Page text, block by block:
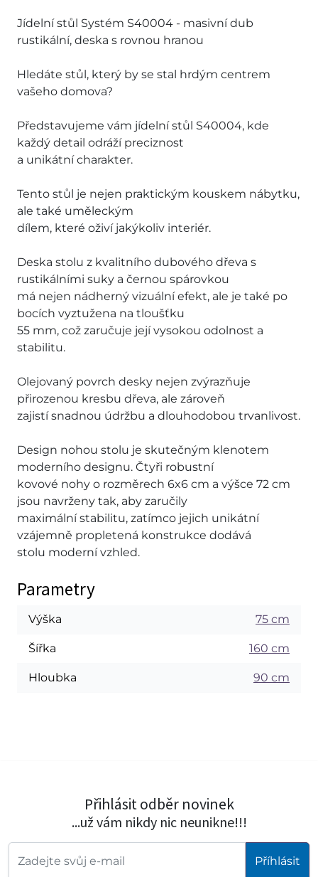
Jídelní stůl Systém S40004 - masivní dub
rustikální, deska s rovnou hranou
Hledáte stůl, který by se stal hrdým centrem
vašeho domova?
Představujeme vám jídelní stůl S40004, kde
každý detail odráží preciznost
a unikátní charakter.
Tento stůl je nejen praktickým kouskem nábytku,
ale také uměleckým
dílem, které oživí jakýkoliv interiér.
Deska stolu z kvalitního dubového dřeva s
rustikálními suky a černou spárovkou
má nejen nádherný vizuální efekt, ale je také po
bocích vyztužena na tloušťku
55 mm, což zaručuje její vysokou odolnost a
stabilitu.
Olejovaný povrch desky nejen zvýrazňuje
přirozenou kresbu dřeva, ale zároveň
zajistí snadnou údržbu a dlouhodobou trvanlivost.
Design nohou stolu je skutečným klenotem
moderního designu. Čtyři robustní
kovové nohy o rozměrech 6x6 cm a výšce 72 cm
jsou navrženy tak, aby zaručily
maximální stabilitu, zatímco jejich unikátní
vzájemně propletená konstrukce dodává
stolu moderní vzhled.
Parametry
Výška 75 cm
Šířka 160 cm
Hloubka 90 cm
Přihlásit odběr novinek
...už vám nikdy nic neunikne!!!
Příhlásit